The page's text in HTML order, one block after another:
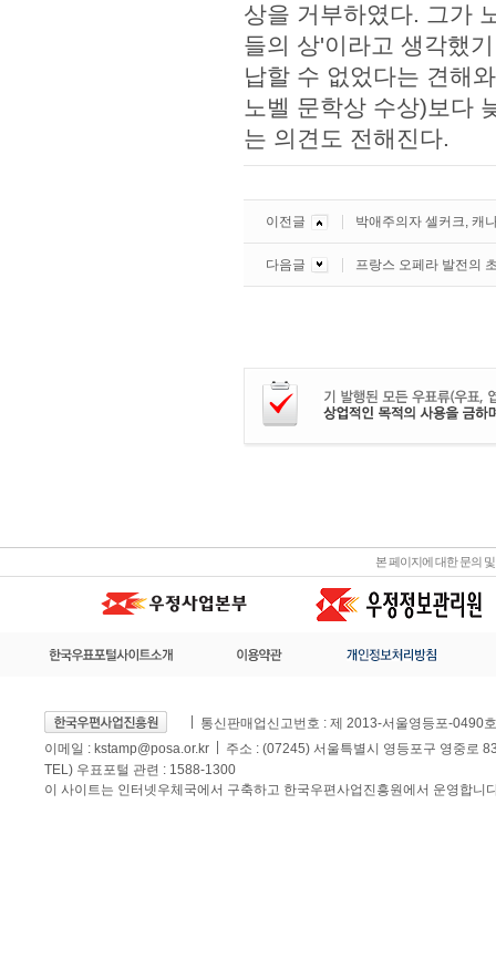
상을 거부하였다. 그가
들의 상'이라고 생각했
납할 수 없었다는 견해
노벨 문학상 수상)보다
는 의견도 전해진다.
이전글 박애주의자 셀커크, 캐
다음글 프랑스 오페라 발전의
본 페이지에 대한 문의
통신판매업신고번호 : 제 2013-서울영등포-0490호
이메일 : kstamp@posa.or.kr
주소 : (07245) 서울특별시 영등포구 영중로
TEL) 우표포털 관련 : 1588-1300
이 사이트는 인터넷우체국에서 구축하고 한국우편사업진흥원에서 운영합니